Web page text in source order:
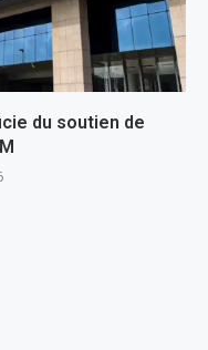
du soutien de